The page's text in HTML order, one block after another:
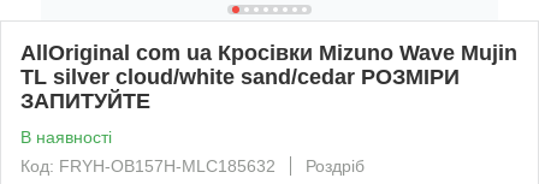
AllOriginal com ua Кросівки Mizuno Wave Mujin
TL silver cloud/white sand/cedar РОЗМІРИ
ЗАПИТУЙТЕ
В наявності
Код: FRYH-OB157H-MLC185632
Роздріб